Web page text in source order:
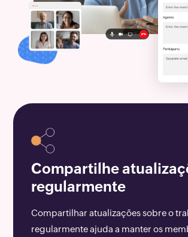
Compartilhe
regularmente
Compartilhar atualizações sobre o
regularmente ajuda a manter os